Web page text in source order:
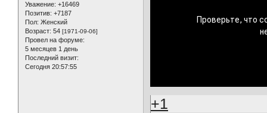
Уважение: +16469
Позитив: +7187
Пол: Женский
Возраст: 54 [1971-09-06]
Провел на форуме:
5 месяцев 1 день
Последний визит:
Сегодня 20:57:55
+1